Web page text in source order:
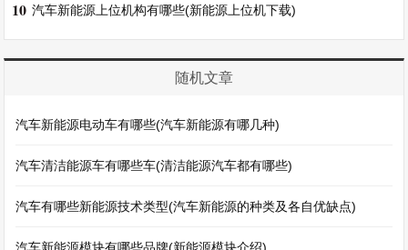
10 汽车新能源上位机构有哪些(新能源上位机下载)
随机文章
汽车新能源电动车有哪些(汽车新能源有哪几种)
汽车清洁能源车有哪些车(清洁能源汽车都有哪些)
汽车有哪些新能源技术类型(汽车新能源的种类及各自优缺点)